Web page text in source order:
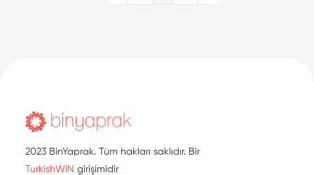
2023 BinYaprak. Tüm hakları saklıdır. Bir
TurkishWIN girişimidir